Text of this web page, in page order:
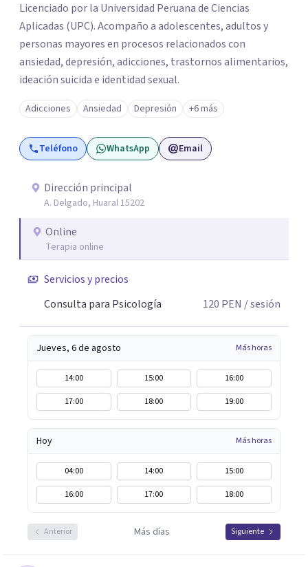
Licenciado por la Universidad Peruana de Ciencias
Aplicadas (UPC). Acompaño a adolescentes, adultos y
personas mayores en procesos relacionados con
ansiedad, depresión, adicciones, trastornos alimentarios,
ideación suicida e identidad sexual.
Adicciones Ansiedad Depresión +6 más
Teléfono WhatsApp Email
Dirección principal
A. Delgado, Huaral 15202
Online
Terapia online
Servicios y precios
Consulta para Psicología
120 PEN / sesión
Jueves, 6 de agosto Más horas
14:00 15:00
16:00
17:00
18:00 19:00
Hoy Más horas
04:00 14:00
15:00
16:00
17:00 18:00
Anterior Más días Siguiente